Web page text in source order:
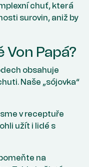
chuť, která
surovin, aniž by
Von Papá?
obsahuje
Naše „sójovka“
v receptuře
užít i lidé s
na